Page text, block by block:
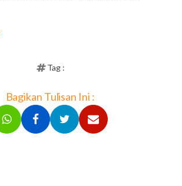
Tag :
Bagikan Tulisan Ini :